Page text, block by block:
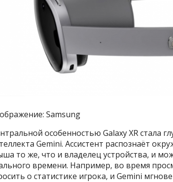
Samsung
особенностью Galaxy XR стала
Gemini. Ассистент распознаёт
то же, что и владелец устройства, и
времени. Например, во время
о статистике игрока, и Gemini